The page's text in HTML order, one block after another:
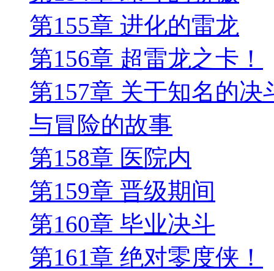
第155章 进化的雷龙
第156章 超雷龙之卡！
第157章 关于知名的
与冒险的故事
第158章 医院内
第159章 晋级期间
第160章 毕业决斗
第161章 绝对零度侠！